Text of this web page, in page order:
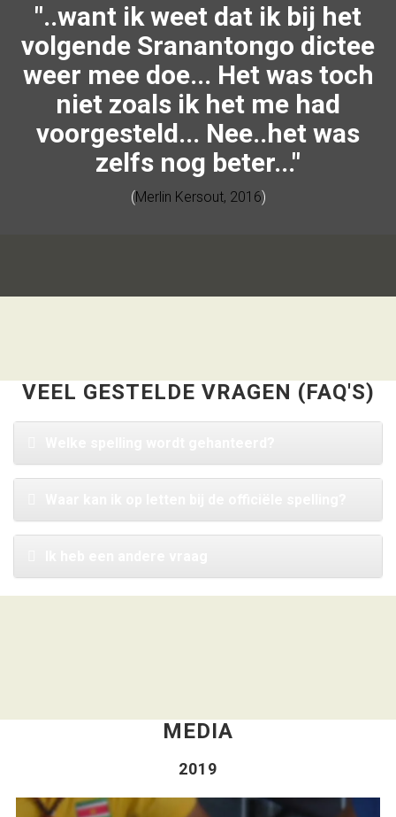
..want ik weet dat ik bij het
volgende Sranantongo dictee
weer mee doe... Het was toch
niet zoals ik het me had
voorgesteld... Nee..het was
zelfs nog beter...
(Merlin Kersout, 2016)
VEEL GESTELDE VRAGEN (FAQ'S)
MEDIA
2019